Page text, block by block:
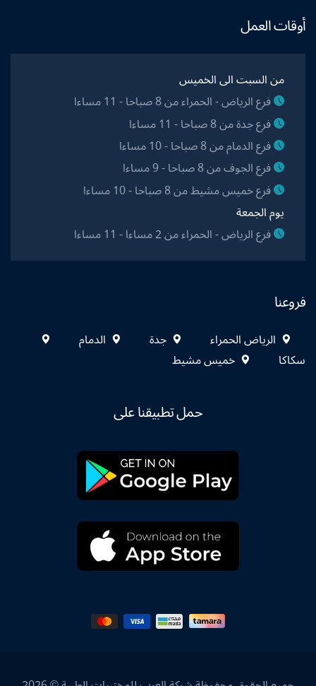
أوقات العمل
من السبت الى الخميس
فرع الرياض - الحمراء من 8 صباحا - 11 مساءا
فرع جدة من 8 صباحا - 11 مساءا
فرع الدمام من 8 صباحا - 10 مساءا
فرع الجوف من 8 صباحا - 9 مساءا
فرع خميس مشيط من 8 صباحا - 10 مساءا
يوم الجمعة
فرع الرياض - الحمراء من 2 مساءا - 11 مساءا
فروعنا
الرياض الحمراء جدة
الدمام
سكاكا
خميس مشيط
حمل تطبيقنا على